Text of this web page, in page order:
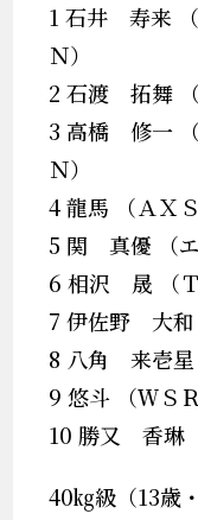
1 石井 寿来 （
Ｎ）
2 石渡 拓舞 （
3 高橋 修一 （
Ｎ）
4 龍馬 （ＡＸ
5 関 真優 （エ
6 相沢 晟 （Ｔ
7 伊佐野 大和
8 八角 来壱星
9 悠斗 （ＷＳ
10 勝又 香琳
40㎏級（13歳